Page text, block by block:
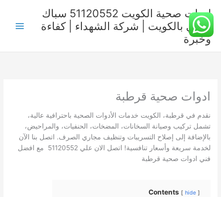
إلى
المحتوى
ادوات صحية الكويت 51120552 سباك
صحي بالكويت | شركة الشهداء | كفاءة
وخبرة
ادوات صحية قرطبة
نقدم في قرطبة، الكويت خدمات الأدوات الصحية باحترافية عالية،
تشمل تركيب وصيانة السخانات، المضخات، الحنفيات، والمراحيض،
بالإضافة إلى إصلاح التسريبات وتنظيف مجاري الصرف. اتصل بنا الآن
لخدمة سريعة وأسعار تنافسية! اتصل الان علي 51120552 مع افضل
فني ادوات صحية قرطبة
Contents hide